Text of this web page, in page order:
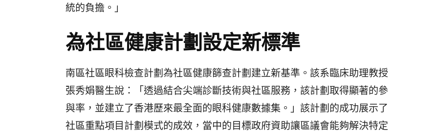
統的負擔。」
為社區健康計劃設定新標準
南區社區眼科檢查計劃為社區健康篩查計劃建立新基準。該系臨床助理教授
張秀娟醫生說：「透過結合尖端診斷技術與社區服務，該計劃取得顯著的參
與率，並建立了香港歷來最全面的眼科健康數據集。」該計劃的成功展示了
社區重點項目計劃模式的成效，當中的目標政府資助讓區議會能夠解決特定